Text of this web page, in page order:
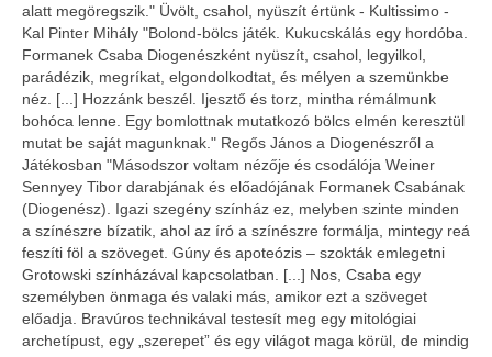
alatt megöregszik." Üvölt, csahol, nyüszít értünk - Kultissimo -
Kal Pinter Mihály "Bolond-bölcs játék. Kukucskálás egy hordóba.
Formanek Csaba Diogenészként nyüszít, csahol, legyilkol,
parádézik, megríkat, elgondolkodtat, és mélyen a szemünkbe
néz. [...] Hozzánk beszél. Ijesztő és torz, mintha rémálmunk
bohóca lenne. Egy bomlottnak mutatkozó bölcs elmén keresztül
mutat be saját magunknak." Regős János a Diogenészről a
Játékosban "Másodszor voltam nézője és csodálója Weiner
Sennyey Tibor darabjának és előadójának Formanek Csabának
(Diogenész). Igazi szegény színház ez, melyben szinte minden
a színészre bízatik, ahol az író a színészre formálja, mintegy reá
feszíti föl a szöveget. Gúny és apoteózis – szokták emlegetni
Grotowski színházával kapcsolatban. [...] Nos, Csaba egy
személyben önmaga és valaki más, amikor ezt a szöveget
előadja. Bravúros technikával testesít meg egy mitológiai
archetípust, egy „szerepet” és egy világot maga körül, de mindig